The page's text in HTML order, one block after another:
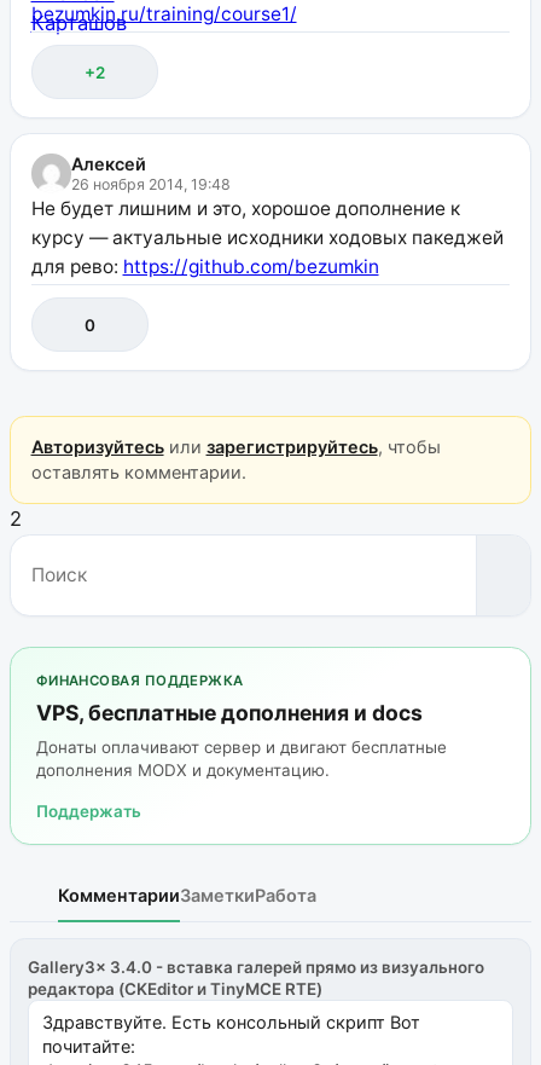
bezumkin.ru/training/course1/
+2
Алексей
26 ноября 2014, 19:48
Не будет лишним и это, хорошое дополнение к
курсу — актуальные исходники ходовых пакеджей
для рево: https://github.com/bezumkin
0
Авторизуйтесьили зарегистрируйтесь, чтобы
оставлять комментарии.
2
ФИНАНСОВАЯ ПОДДЕРЖКА
VPS, бесплатные дополнения и docs
Донаты оплачивают сервер и двигают бесплатные
дополнения MODX и документацию.
Поддержать
КомментарииЗаметкиРабота
Gallery3x 3.4.0 - вставка галерей прямо из визуального
редактора (CKEditor и TinyMCE RTE)
Здравствуйте. Есть консольный скрипт Вот
почитайте: